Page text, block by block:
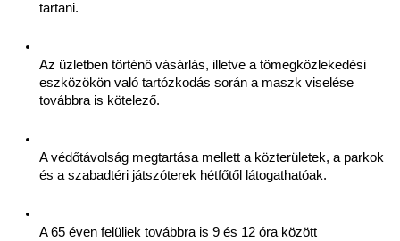
tartani.
Az üzletben történő vásárlás, illetve a tömegközlekedési
eszközökön való tartózkodás során a maszk viselése
továbbra is kötelező.
A védőtávolság megtartása mellett a közterületek, a parkok
és a szabadtéri játszóterek hétfőtől látogathatóak.
A 65 éven felüliek továbbra is 9 és 12 óra között